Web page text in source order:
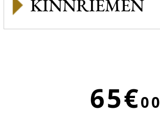
KINNRIEMEN
65€00